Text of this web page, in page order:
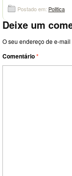
Postado em: Politica
Deixe um
O seu endereço de e-
Comentário*